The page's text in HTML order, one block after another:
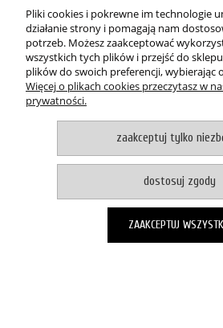
Cechy produktu:
format:105 x 145 mm,
liczba stron: 96,
oprawa: miękka,
ISBN: 978-83-7847-620-7.
POMOC
MOJE KONTO
PŁATNOŚCI I
O NAS
Pliki cookies i pokrewne im technologie
działanie strony i pomagają nam
potrzeb. Możesz zaakceptować
wszystkich tych plików i przejść do
plików do swoich preferencji, wybierając
Więcej o plikach cookies przeczytasz w
prywatności.
zaakceptuj tylko
dostosuj zgody
ZAAKCEPTUJ